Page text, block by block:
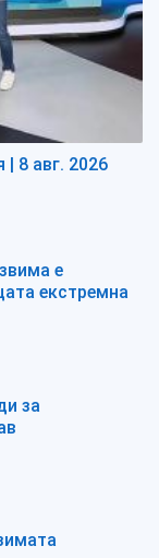
8 авг. 2026
е
екстремна
за